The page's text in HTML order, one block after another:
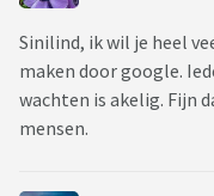
Sinilind, ik wil je heel
maken door google.
wachten is akelig. Fijn
mensen.